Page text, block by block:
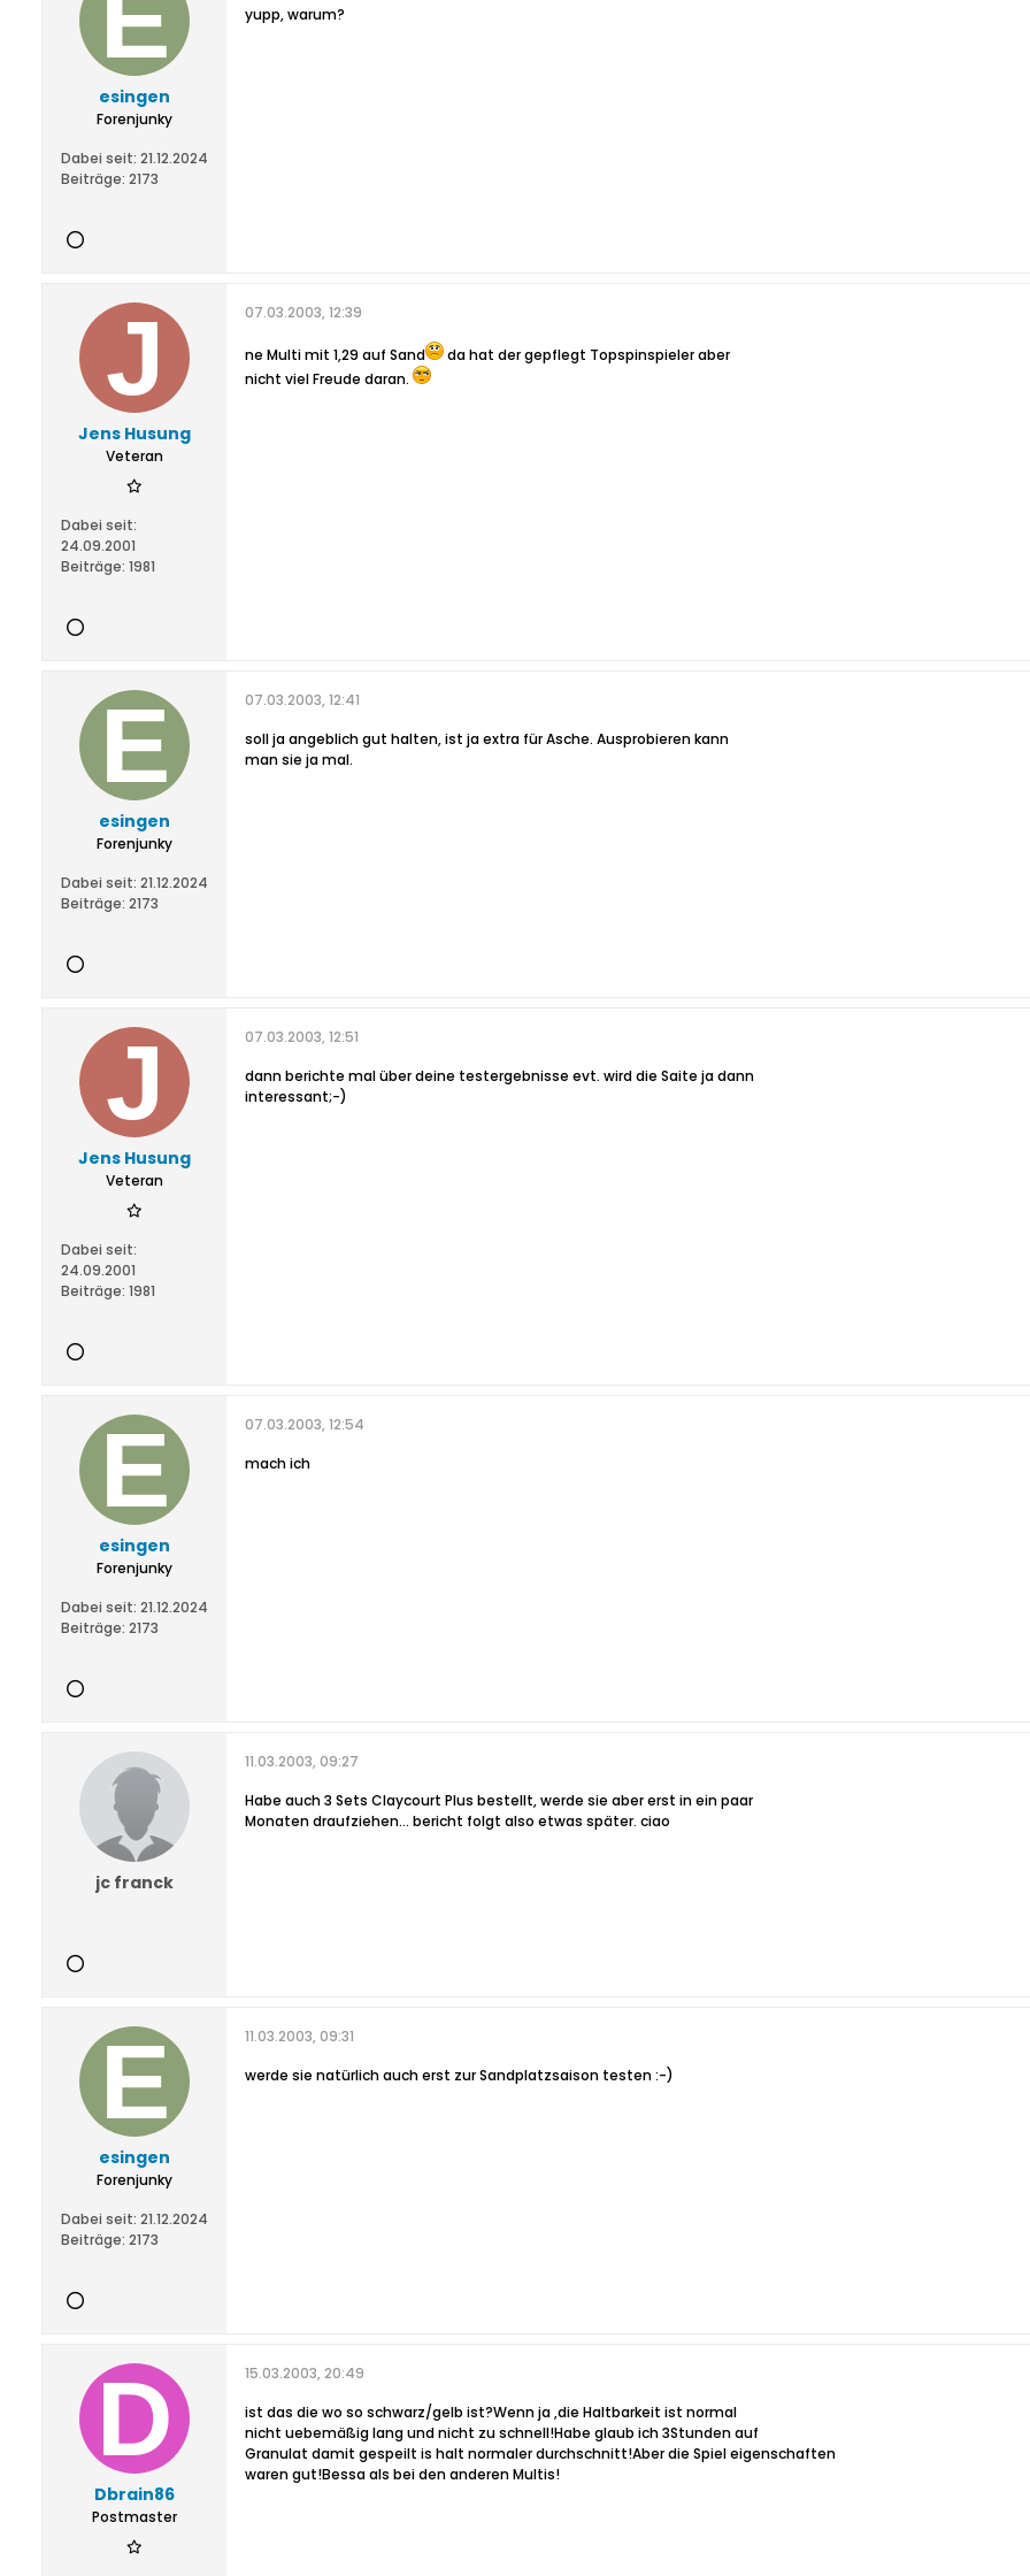
esingen
Forenjunky
Dabei seit: 21.12.2024
Beiträge: 2173
yupp, warum?
Jens Husung
Veteran
Dabei seit:
24.09.2001
Beiträge: 1981
07.03.2003, 12:39
ne Multi mit 1,29 auf Sand
da hat der gepflegt Topspinspieler aber
nicht viel Freude daran.
esingen
Forenjunky
Dabei seit: 21.12.2024
Beiträge: 2173
07.03.2003, 12:41
soll ja angeblich gut halten, ist ja extra für Asche. Ausprobieren kann
man sie ja mal.
Jens Husung
Veteran
Dabei seit:
24.09.2001
Beiträge: 1981
07.03.2003, 12:51
dann berichte mal über deine testergebnisse evt. wird die Saite ja dann
interessant;-)
esingen
Forenjunky
Dabei seit: 21.12.2024
Beiträge: 2173
07.03.2003, 12:54
mach ich
jc franck
11.03.2003, 09:27
Habe auch 3 Sets Claycourt Plus bestellt, werde sie aber erst in ein paar
Monaten draufziehen... bericht folgt also etwas später. ciao
esingen
Forenjunky
Dabei seit: 21.12.2024
Beiträge: 2173
11.03.2003, 09:31
werde sie natürlich auch erst zur Sandplatzsaison testen :-)
Dbrain86
Postmaster
15.03.2003, 20:49
ist das die wo so schwarz/gelb ist?Wenn ja ,die Haltbarkeit ist normal
nicht uebemäßig lang und nicht zu schnell!Habe glaub ich 3Stunden auf
Granulat damit gespeilt is halt normaler durchschnitt!Aber die Spiel eigenschaften
waren gut!Bessa als bei den anderen Multis!